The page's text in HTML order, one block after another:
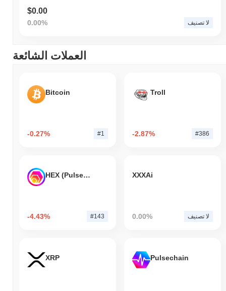
$0.00
0.00% لا تصنيف
العملات الشائعة
Bitcoin
-0.27% #1
Troll
-2.87% #386
HEX (Pulsechain)
-4.43% #143
XXXAi
0.00% لا تصنيف
XRP Pulsechain